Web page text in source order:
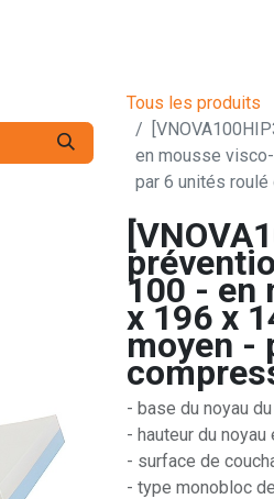
Tous les produits
en mousse
par 6 unités
100 - en
x 196 x
moyen -
- base du noyau
- hauteur du
- surface de
- type monobloc